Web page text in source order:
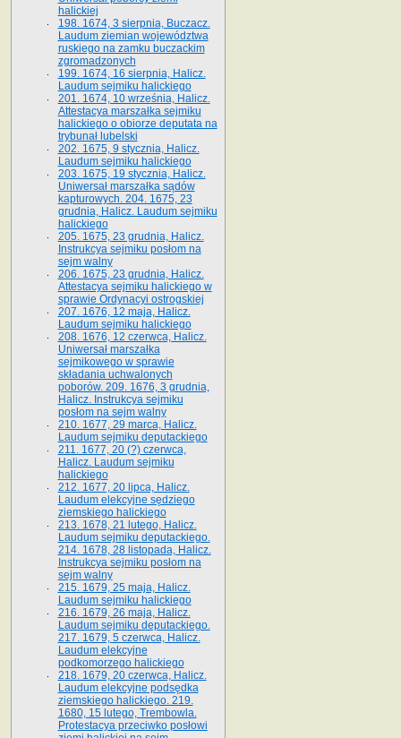
halickiej
198. 1674, 3 sierpnia, Buczacz.
Laudum ziemian województwa
ruskiego na zamku buczackim
zgromadzonych
199. 1674, 16 sierpnia, Halicz.
Laudum sejmiku halickiego
201. 1674, 10 września, Halicz.
Attestacya marszałka sejmiku
halickiego o obiorze deputata na
trybunał lubelski
202. 1675, 9 stycznia, Halicz.
Laudum sejmiku halickiego
203. 1675, 19 stycznia, Halicz.
Uniwersał marszałka sądów
kapturowych. 204. 1675, 23
grudnia, Halicz. Laudum sejmiku
halickiego
205. 1675, 23 grudnia, Halicz.
Instrukcya sejmiku posłom na
sejm walny
206. 1675, 23 grudnia, Halicz.
Attestacya sejmiku halickiego w
sprawie Ordynacyi ostrogskiej
207. 1676, 12 maja, Halicz.
Laudum sejmiku halickiego
208. 1676, 12 czerwca, Halicz.
Uniwersał marszałka
sejmikowego w sprawie
składania uchwalonych
poborów. 209. 1676, 3 grudnia,
Halicz. Instrukcya sejmiku
posłom na sejm walny
210. 1677, 29 marca, Halicz.
Laudum sejmiku deputackiego
211. 1677, 20 (?) czerwca,
Halicz. Laudum sejmiku
halickiego
212. 1677, 20 lipca, Halicz.
Laudum elekcyjne sędziego
ziemskiego halickiego
213. 1678, 21 lutego, Halicz.
Laudum sejmiku deputackiego.
214. 1678, 28 listopada, Halicz.
Instrukcya sejmiku posłom na
sejm walny
215. 1679, 25 maja, Halicz.
Laudum sejmiku halickiego
216. 1679, 26 maja, Halicz.
Laudum sejmiku deputackiego.
217. 1679, 5 czerwca, Halicz.
Laudum elekcyjne
podkomorzego halickiego
218. 1679, 20 czerwca, Halicz.
Laudum elekcyjne podsędka
ziemskiego halickiego. 219.
1680, 15 lutego, Trembowla.
Protestacya przeciwko posłowi